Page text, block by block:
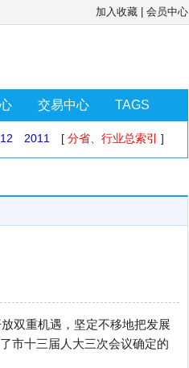
加入收藏 会员中心
交易中心 TAGS
2011 [ 分省、行业总索引 ]
双重机遇，坚定不移地把发展
市十三届人大三次会议确定的